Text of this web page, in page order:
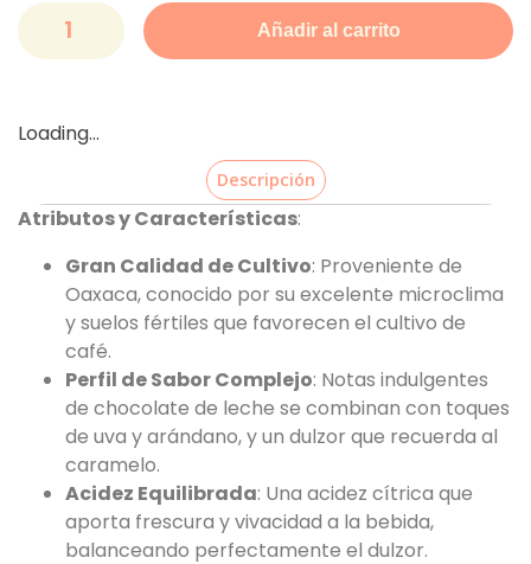
Añadir al carrito
Loading...
Descripción
Atributos y Características:
Gran Calidad de Cultivo: Proveniente de
Oaxaca, conocido por su excelente microclima
y suelos fértiles que favorecen el cultivo de
café.
Perfil de Sabor Complejo: Notas indulgentes
de chocolate de leche se combinan con toques
de uva y arándano, y un dulzor que recuerda al
caramelo.
Acidez Equilibrada: Una acidez cítrica que
aporta frescura y vivacidad a la bebida,
balanceando perfectamente el dulzor.